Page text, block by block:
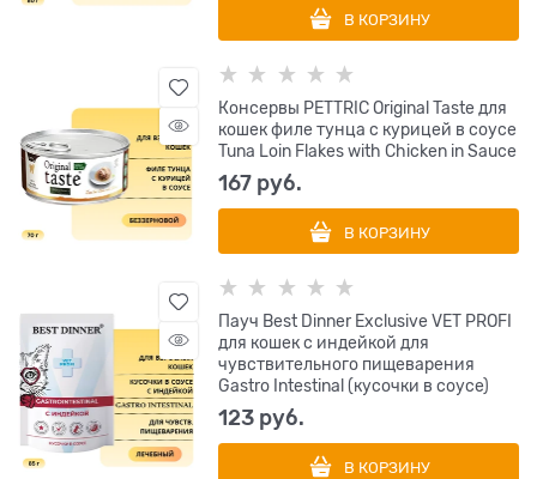
В КОРЗИНУ
Консервы PETTRIC Original Taste для
кошек филе тунца с курицей в соусе
Tuna Loin Flakes with Chicken in Sauce
167 руб.
В КОРЗИНУ
Пауч Best Dinner Exclusive VET PROFI
для кошек с индейкой для
чувствительного пищеварения
Gastro Intestinal (кусочки в соусе)
123 руб.
В КОРЗИНУ